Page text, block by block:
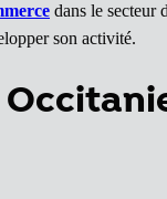
dans le secteur
son activité.